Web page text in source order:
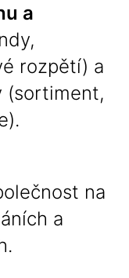
a
rozpětí) a
(sortiment,
na
a